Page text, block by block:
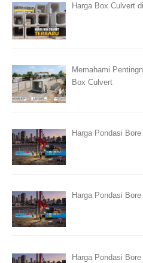
Harga Box Culvert
Memahami
Box Culvert
Harga Pondasi
Harga Pondasi
Harga Pondasi